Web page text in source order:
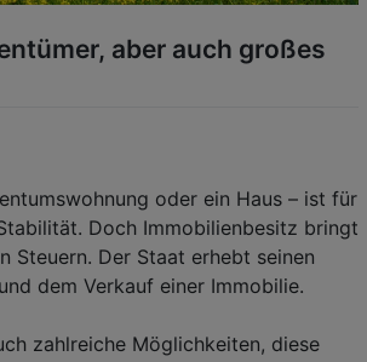
aber auch großes
oder ein Haus – ist für
Doch Immobilienbesitz bringt
Steuern. Der Staat erhebt seinen
dem Verkauf einer Immobilie.
zahlreiche Möglichkeiten, diese